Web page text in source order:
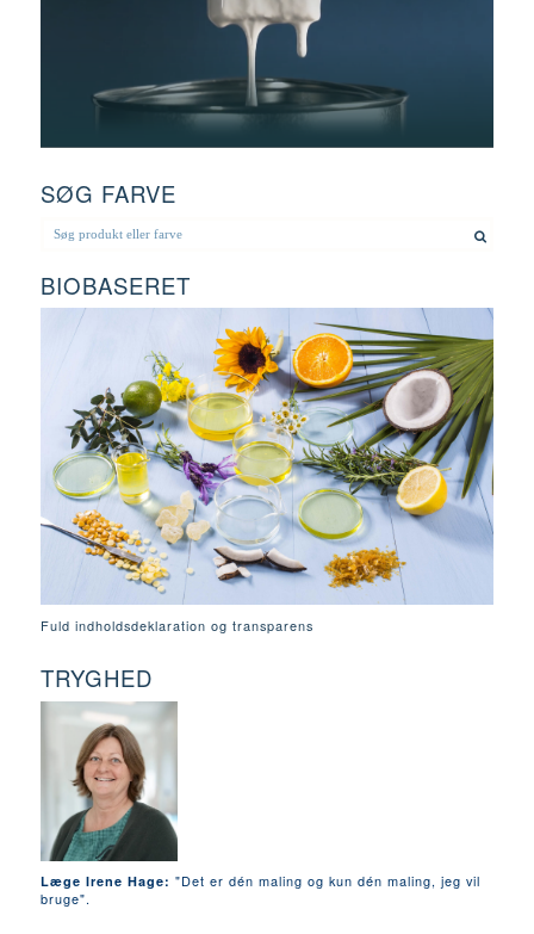
SØG FARVE
BIOBASERET
Fuld indholdsdeklaration og transparens
TRYGHED
Læge Irene Hage: "Det er dén maling og kun dén maling, jeg vil
bruge".